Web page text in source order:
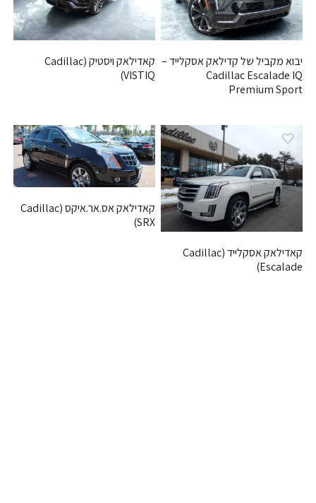
יבוא מקביל של קדילאק אסקלייד –
Cadillac Escalade IQ
Premium Sport
קאדילאק ויסטיק (Cadillac
VISTIQ)
קאדילאק אסקלייד (Cadillac
Escalade)
קאדילאק אס.אר.איקס (Cadillac
SRX)